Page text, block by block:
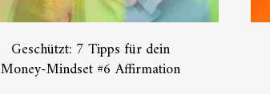
Geschützt: 7 Tipps für dein
Money-Mindset #6 Affirmation